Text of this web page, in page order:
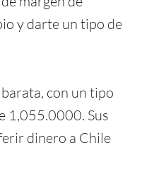
y darte un tipo de
con un tipo
1,055.0000. Sus
dinero a Chile